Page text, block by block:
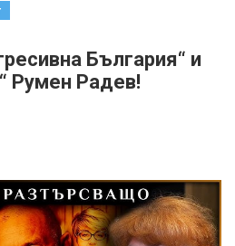
България“ и
Румен Радев!